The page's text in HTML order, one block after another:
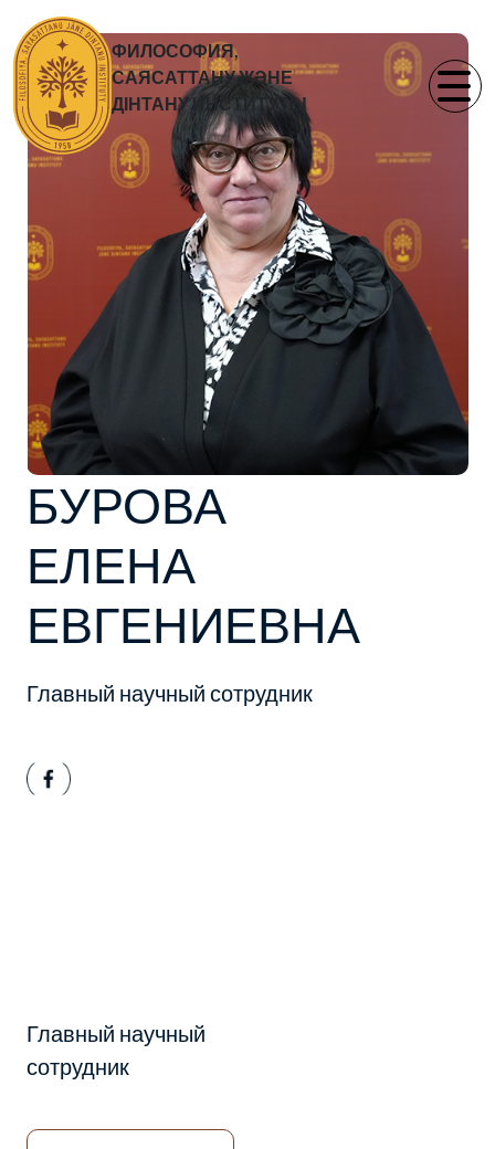
ФИЛОСОФИЯ,
САЯСАТТАНУ ЖӘНЕ
ДІНТАНУ ИНСТИТУТЫ
БУРОВА
ЕЛЕНА
ЕВГЕНИЕВНА
Главный научный сотрудник
Главный научный
сотрудник